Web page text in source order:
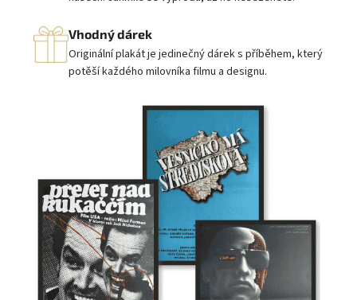
Vhodný dárek
Originální plakát je jedinečný dárek s příběhem, který
potěší každého milovníka filmu a designu.